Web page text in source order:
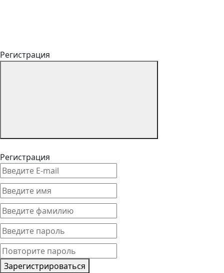
Регистрация
Регистрация
Зарегистрироваться